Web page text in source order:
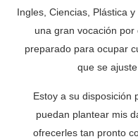
Ingles, Ciencias, Plástica
una gran vocación
preparado para ocupar
que se
Estoy a su disposición
puedan plantear mis
ofrecerles tan pronto